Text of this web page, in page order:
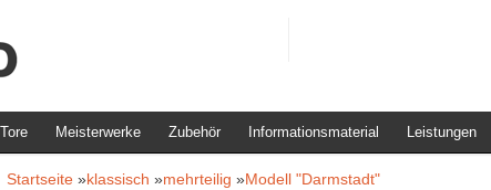
Meisterwerke Zubehör Informationsmaterial Leistungen
Startseite »klassisch »mehrteilig »Modell "Darmstadt"